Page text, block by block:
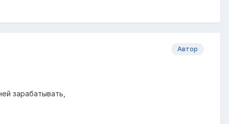
Автор
зарабатывать,